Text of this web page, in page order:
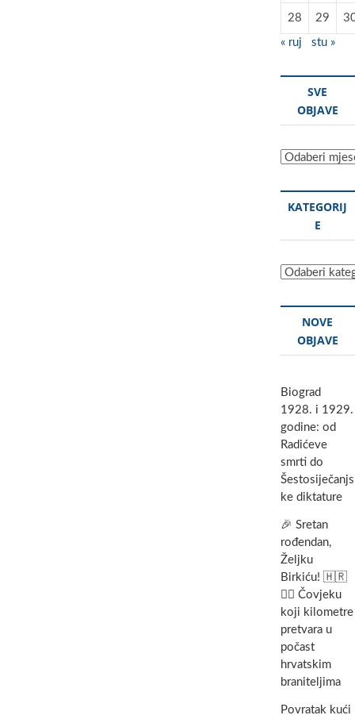
28 29
« ruj stu »
SVE
OBJAVE
Sve
KATEGORIJ
E
Kategorije
NOVE
OBJAVE
Biograd
1928. i 1929.
godine: od
Radićeve
smrti do
Šestosiječanjs
ke diktature
🎉 Sretan
rođendan,
Željku
Birkiću! 🇭🇷
🏃‍♂️ Čovjeku
koji kilometre
pretvara u
počast
hrvatskim
braniteljima
Povratak kući